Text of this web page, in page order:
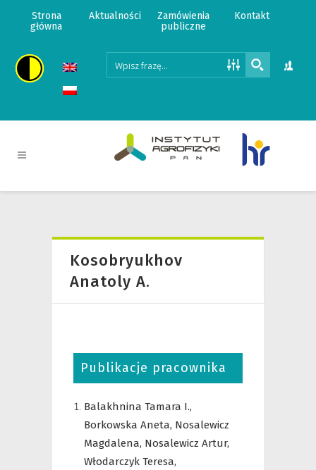
Strona
główna
Aktualności
Zamówienia
publiczne
Kontakt
Kosobryukhov
Anatoly A.
Publikacje pracownika
Balakhnina Tamara I.,
Borkowska Aneta, Nosalewicz
Magdalena, Nosalewicz Artur,
Włodarczyk Teresa,